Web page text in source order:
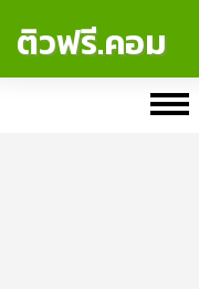
ติวฟรี.คอม